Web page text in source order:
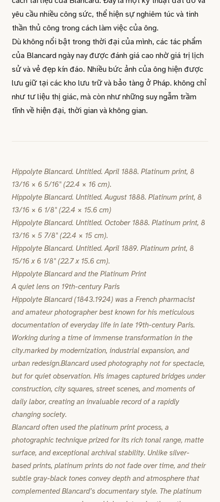
yêu cầu nhiều công sức, thể hiện sự nghiêm túc và tinh
thần thủ công trong cách làm việc của ông.
Dù không nổi bật trong thời đại của mình, các tác phẩm
của Blancard ngày nay được đánh giá cao nhờ giá trị lịch
sử và vẻ đẹp kín đáo. Nhiều bức ảnh của ông hiện được
lưu giữ tại các kho lưu trữ và bảo tàng ở Pháp. không chỉ
như tư liệu thị giác, mà còn như những suy ngẫm trầm
tĩnh về hiện đại, thời gian và không gian.
Hippolyte Blancard. Untitled. April 1888. Platinum print, 8
13/16 × 6 5/16" (22.4 × 16 cm).
Hippolyte Blancard. Untitled. August 1888. Platinum print, 8
13/16 × 6 1/8" (22.4 × 15.6 cm)
Hippolyte Blancard. Untitled. October 1888. Platinum print, 8
13/16 × 5 7/8" (22.4 × 15 cm).
Hippolyte Blancard. Untitled. April 1889. Platinum print, 8
15/16 x 6 1/8" (22.7 x 15.6 cm).​​​​​​​
Hippolyte Blancard and the Platinum Print
A quiet lens on 19th-century Paris
Hippolyte Blancard (1843.1924) was a French pharmacist
and amateur photographer best known for his meticulous
documentation of everyday life in late 19th-century Paris.
Working during a time of immense transformation in the
city.marked by modernization, industrial expansion, and
urban redesign.Blancard used photography not for spectacle,
but for quiet observation. His images captured bridges under
construction, city squares, street scenes, and moments of
daily labor, creating an invaluable record of a rapidly
changing society.
Blancard often used the platinum print process, a
photographic technique prized for its rich tonal range, matte
surface, and exceptional archival stability. Unlike silver-
based prints, platinum prints do not fade over time, and their
subtle gray-black tones convey depth and atmosphere that
complemented Blancard’s documentary style. The platinum